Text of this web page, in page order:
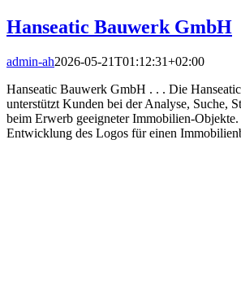
Hanseatic Bauwerk GmbH
admin-ah2026-05-21T01:12:31+02:00
Hanseatic Bauwerk GmbH . . . Die
unterstützt Kunden bei der Analyse, Suche,
beim Erwerb geeigneter Immobilien-Objekte.
Entwicklung des Logos für einen